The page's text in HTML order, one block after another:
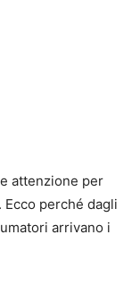
attenzione per
perché dagli
arrivano i